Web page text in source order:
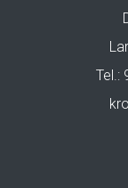
Tel.: